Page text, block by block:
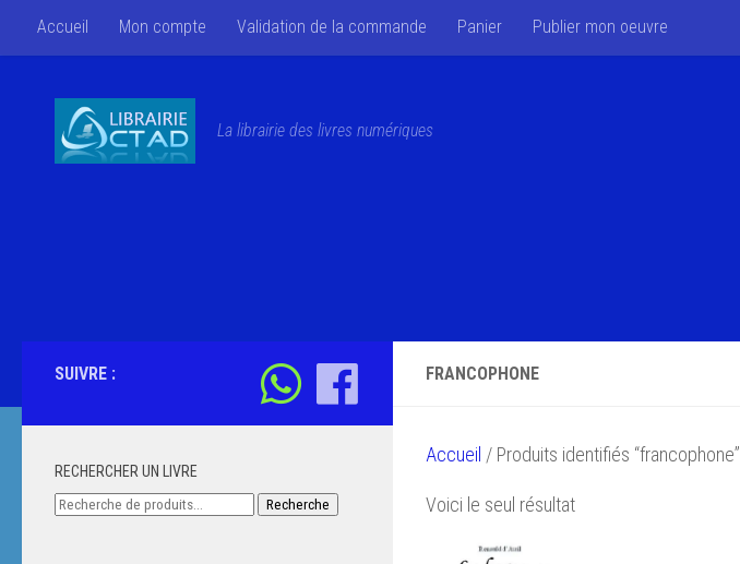
Skip to content
Accueil Mon compte Validation de la commande Panier Publier mon oeuvre
La librairie des livres numériques
FRANCOPHONE
Accueil / Produits identifiés “francophone”
Voici le seul résultat
SUIVRE :
RECHERCHER UN LIVRE
Recherche
Recherche